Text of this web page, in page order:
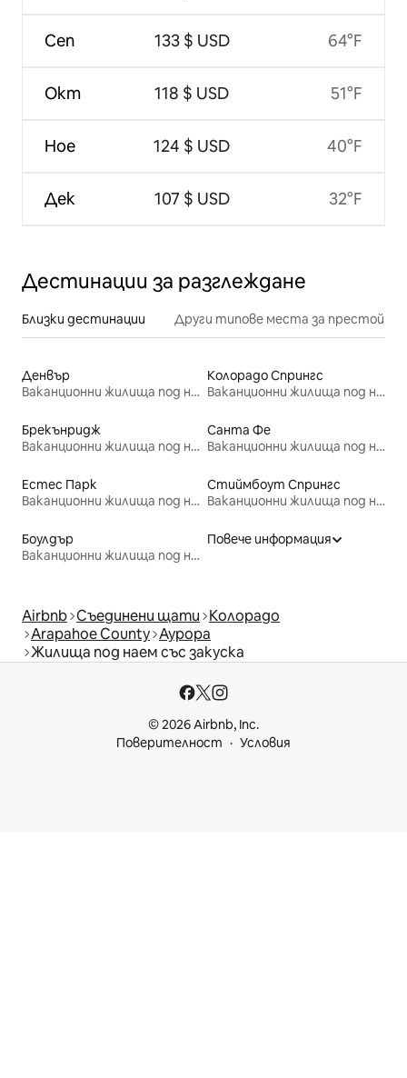
Сеп
Окт
Ное
Дек
133 $ USD
118 $ USD
124 $ USD
107 $ USD
64°F
51°F
40°F
32°F
Дестинации за разглеждане
Близки дестинации Други типове места за престой
Денвър
Ваканционни жилища под наем
Колорадо Спрингс
Ваканционни жилища под наем
Брекънридж
Ваканционни жилища под наем
Санта Фе
Ваканционни жилища под наем
Естес Парк
Ваканционни жилища под наем
Стиймбоут Спрингс
Ваканционни жилища под наем
Боулдър
Ваканционни жилища под наем
Повече информация
Airbnb Съединени щати Колорадо
Arapahoe County Аурора
Жилища под наем със закуска
© 2026 Airbnb, Inc.
Поверителност
Условия